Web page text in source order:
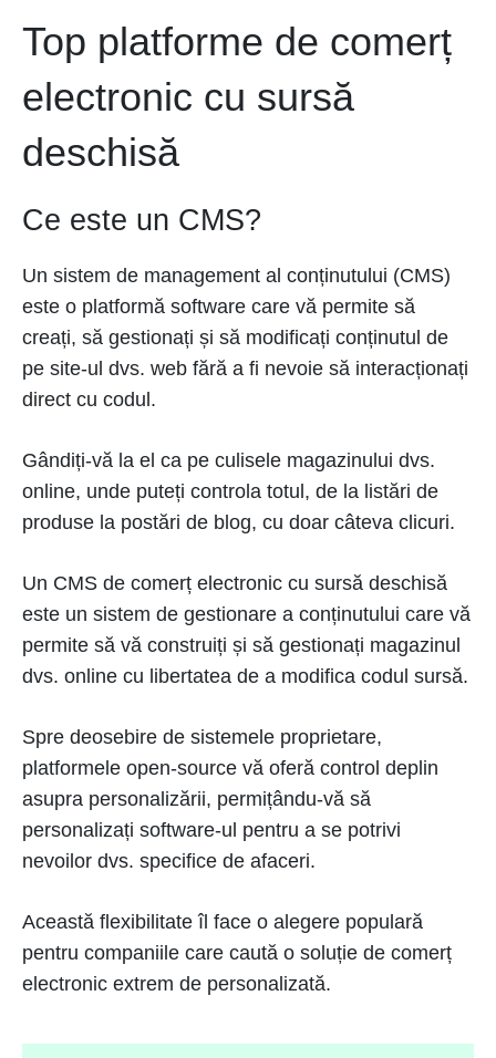
Top platforme de comerț
electronic cu sursă
deschisă
Ce este un CMS?
Un sistem de management al conținutului (CMS)
este o platformă software care vă permite să
creați, să gestionați și să modificați conținutul de
pe site-ul dvs. web fără a fi nevoie să interacționați
direct cu codul.
Gândiți-vă la el ca pe culisele magazinului dvs.
online, unde puteți controla totul, de la listări de
produse la postări de blog, cu doar câteva clicuri.
Un CMS de comerț electronic cu sursă deschisă
este un sistem de gestionare a conținutului care vă
permite să vă construiți și să gestionați magazinul
dvs. online cu libertatea de a modifica codul sursă.
Spre deosebire de sistemele proprietare,
platformele open-source vă oferă control deplin
asupra personalizării, permițându-vă să
personalizați software-ul pentru a se potrivi
nevoilor dvs. specifice de afaceri.
Această flexibilitate îl face o alegere populară
pentru companiile care caută o soluție de comerț
electronic extrem de personalizată.